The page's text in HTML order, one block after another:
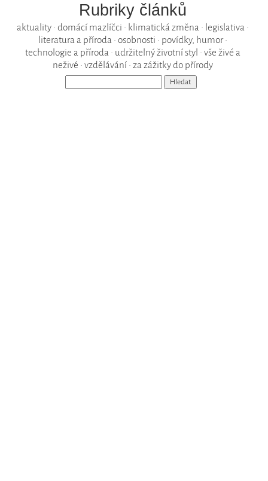
Rubriky článků
aktuality• domácí mazlíčci • klimatická změna • legislativa •
literatura a příroda • osobnosti • povídky, humor•
technologie a příroda • udržitelný životní styl • vše živé a
neživé • vzdělávání• za zážitky do přírody